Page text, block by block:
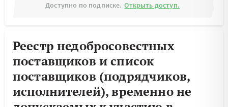
Доступно по подписке. Открыть доступ.
Реестр недобросовестных
поставщиков и список
поставщиков (подрядчиков,
исполнителей), временно не